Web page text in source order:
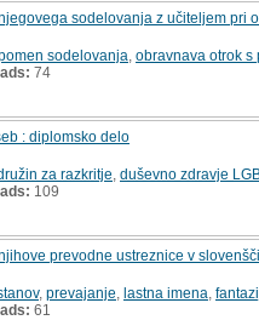
sodelovanja z učiteljem pri
sodelovanja obravnava otrok s
74
: diplomsko delo
za razkritje duševno zdravje
109
prevodne ustreznice v
, prevajanje lastna imena
61